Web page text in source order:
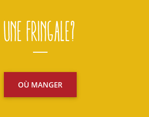
Une fringale?
OÙ MANGER